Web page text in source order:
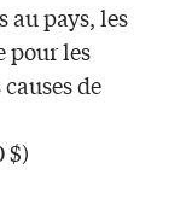
pays, les
pour les
de
$)